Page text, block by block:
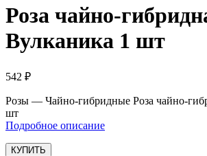
Роза чайно-
Вулканика 1 шт
542 ₽
Розы — Чайно-гибридные Роза чайно-
шт
Подробное описание
КУПИТЬ